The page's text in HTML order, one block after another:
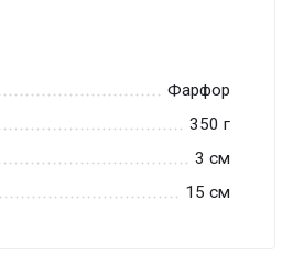
Фарфор
350 г
3 см
15 см